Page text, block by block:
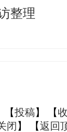
整理
【投稿 】 【
闭 】 【返回